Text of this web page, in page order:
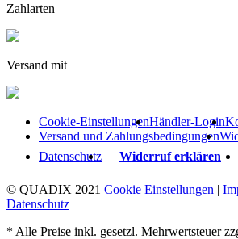
Zahlarten
Versand mit
Cookie-EinstellungenHändler-Login
Versand und Zahlungsbedingungen
Datenschutz
Widerruf erklären
© QUADIX 2021 Cookie Einstellungen |
Datenschutz
* Alle Preise inkl. gesetzl. Mehrwertsteuer